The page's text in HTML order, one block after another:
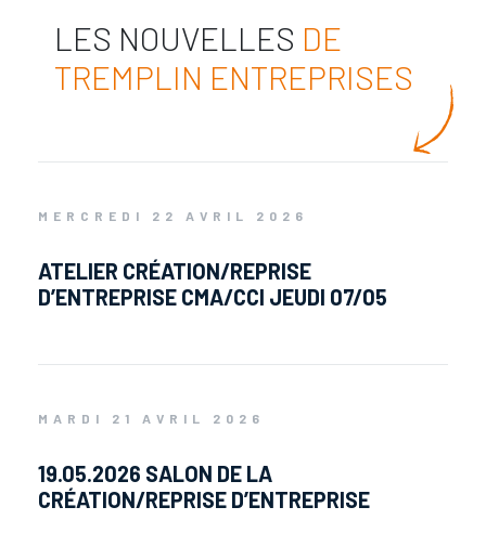
LES NOUVELLES DE
TREMPLIN ENTREPRISES
MERCREDI 22 AVRIL 2026
ATELIER CRÉATION/REPRISE
D’ENTREPRISE CMA/CCI JEUDI 07/05
MARDI 21 AVRIL 2026
19.05.2026 SALON DE LA
CRÉATION/REPRISE D’ENTREPRISE